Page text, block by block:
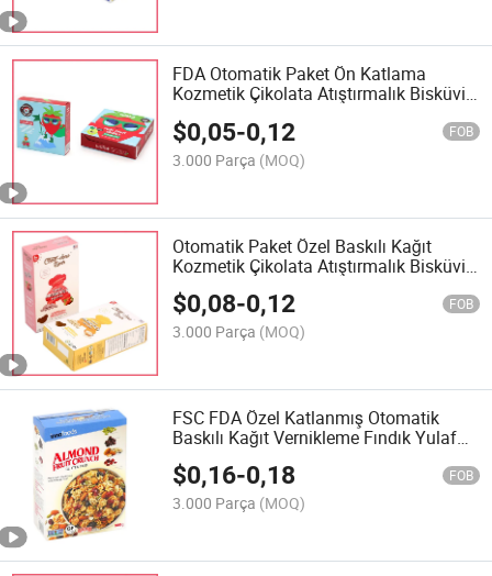
FDA Otomatik Paket Ön Katlama
Kozmetik Çikolata Atıştırmalık Bisküvi
Kurabiye Pizza Pasta Donmuş Gıda
Kek Çay Kahve Ambalaj Kutusu
Kendiliğinden Yapışkan Kağıt Kapatma
$0,05-0,12 FOB
3.000 Parça (MOQ)
Otomatik Paket Özel Baskılı Kağıt
Kozmetik Çikolata Atıştırmalık Bisküvi
Ekmek Donmuş Gıda Et Biftek Sağlık
Ürünü Çay Kahve Kuruyemiş Tahıl
Ambalaj Kutusu
$0,08-0,12 FOB
3.000 Parça (MOQ)
FSC FDA Özel Katlanmış Otomatik
Baskılı Kağıt Vernikleme Fındık Yulaf
Tam Tahıl Meyve Gevreği Atıştırmalık
Et Şekerleme Bisküvi Kurabiye Kek
Ekmek Gıda Ambalaj Kutusu
$0,16-0,18 FOB
3.000 Parça (MOQ)